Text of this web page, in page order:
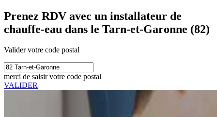
Prenez RDV avec un installateur de
chauffe-eau dans le Tarn-et-Garonne (82)
Valider votre code postal
merci de saisir votre code postal
VALIDER